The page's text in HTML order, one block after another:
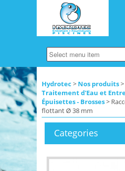
Hydrotec > Nos produits>
Traitement d'Eau et
Épuisettes - Brosses>
flottant Ø 38 mm
Categories